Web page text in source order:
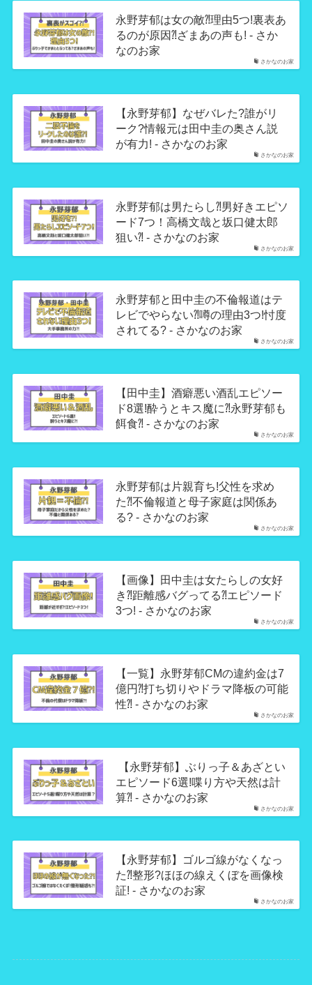
さかなのお家
永野芽郁は女の敵⁈理由5つ!裏表あ
るのが原因⁈ざまあの声も! - さか
なのお家
さかなのお家
【永野芽郁】なぜバレた?誰がリ
ーク?情報元は田中圭の奥さん説
が有力! - さかなのお家
さかなのお家
永野芽郁は男たらし⁈男好きエピソ
ード7つ！高橋文哉と坂口健太郎
狙い⁈ - さかなのお家
さかなのお家
永野芽郁と田中圭の不倫報道はテ
レビでやらない⁈噂の理由3つ!忖度
されてる? - さかなのお家
さかなのお家
【田中圭】酒癖悪い酒乱エピソー
ド8選!酔うとキス魔に⁈永野芽郁も
餌食⁈ - さかなのお家
さかなのお家
永野芽郁は片親育ち!父性を求め
た⁈不倫報道と母子家庭は関係あ
る? - さかなのお家
さかなのお家
【画像】田中圭は女たらしの女好
き⁈距離感バグってる⁈エピソード
3つ! - さかなのお家
さかなのお家
【一覧】永野芽郁CMの違約金は7
億円⁈打ち切りやドラマ降板の可能
性⁈ - さかなのお家
さかなのお家
【永野芽郁】ぶりっ子＆あざとい
エピソード6選!喋り方や天然は計
算⁈ - さかなのお家
さかなのお家
【永野芽郁】ゴルゴ線がなくなっ
た⁈整形?ほほの線えくぼを画像検
証! - さかなのお家